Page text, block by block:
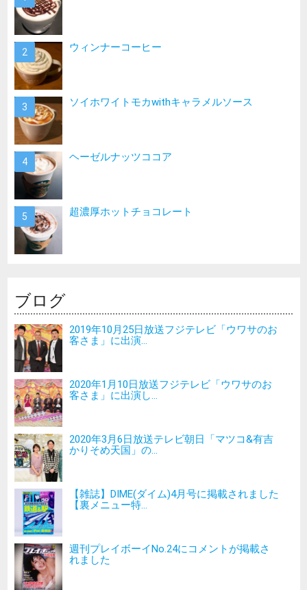
ウィンナーコーヒー
ソイホワイトモカwithキャラメルソース
ヘーゼルナッツココア
超濃厚ホットチョコレート
ブログ
2019年10月25日放送フジテレビ「ウワサのお
客さま」に出演...
2020年1月10日放送フジテレビ「ウワサのお
客さま」に出演し...
2020年3月6日放送テレビ朝日「マツコ&有吉
かりそめ天国」の...
【雑誌】DIME(ダイム)4月号に掲載されました
【裏メニュー特...
週刊プレイボーイNo.24にコメントが掲載さ
れました